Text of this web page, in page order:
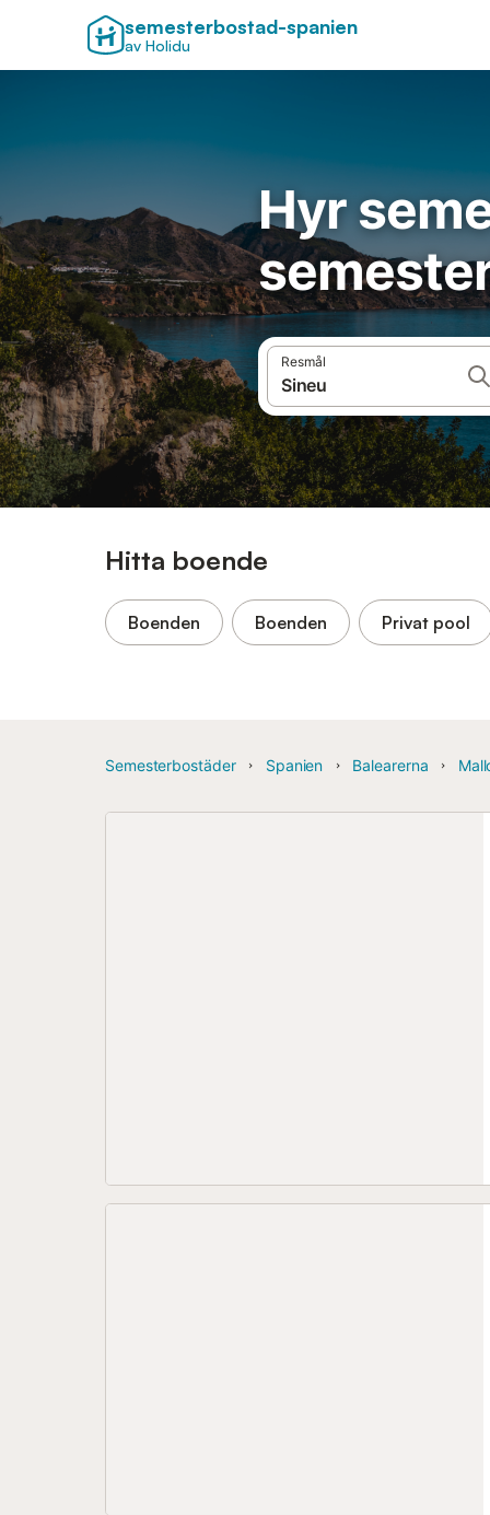
semesterbostad-spanien
av Holidu
Hyr
Resmål
Hitta boende
Boenden Boenden Privat pool
Semesterbostäder Spanien Balearerna